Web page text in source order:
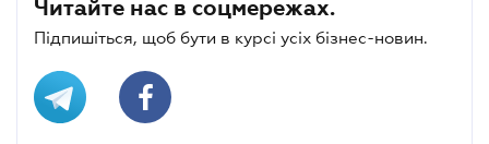
Читайте нас в соцмережах.
Підпишіться, щоб бути в курсі усіх бізнес-новин.